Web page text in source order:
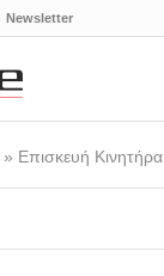
Newsletter
» Επισκευή Κινητήρα